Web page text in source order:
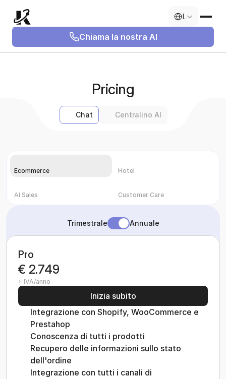
Pricing
Chat Centralino AI
Ecommerce Hotel
AI Sales Customer Care
Trimestrale Annuale
Pro
€ 2.749
+ IVA/anno
Inizia subito
Integrazione con Shopify, WooCommerce e
Prestahop
Conoscenza di tutti i prodotti
Recupero delle informazioni sullo stato
dell'ordine
Integrazione con tutti i canali di
Italian
Chiama la nostra AI